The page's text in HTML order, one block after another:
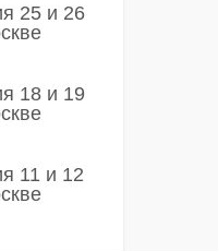
25 и 26
18 и 19
11 и 12